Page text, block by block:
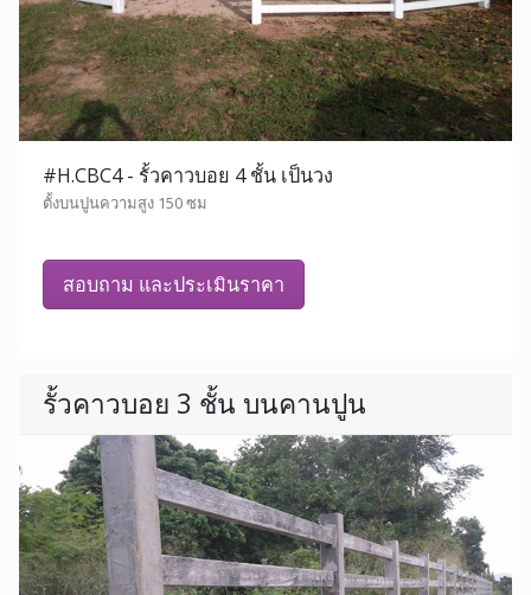
#H.CBC4 - รั้วคาวบอย 4 ชั้น เป็นวง
ตั้งบนปูนความสูง 150 ซม
สอบถาม และประเมินราคา
รั้วคาวบอย 3 ชั้น บนคานปูน